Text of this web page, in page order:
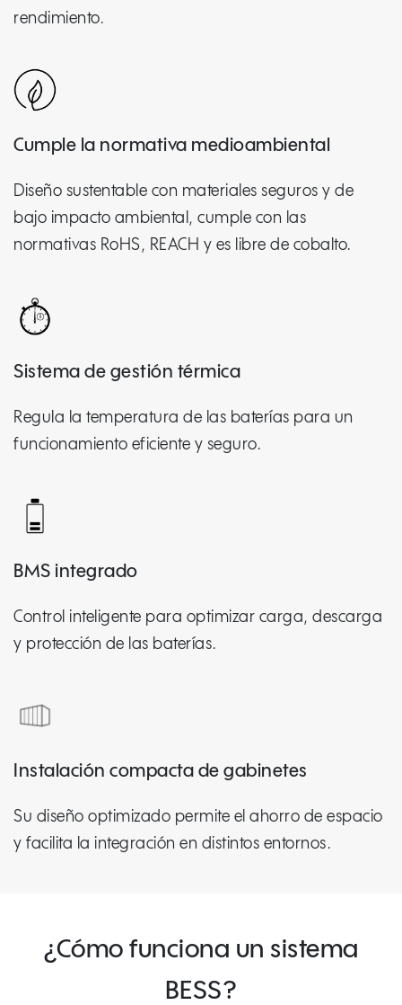
rendimiento.
Cumple la normativa medioambiental
Diseño sustentable con materiales seguros y de
bajo impacto ambiental, cumple con las
normativas RoHS, REACH y es libre de cobalto.
Sistema de gestión térmica
Regula la temperatura de las baterías para un
funcionamiento eficiente y seguro.
BMS integrado
Control inteligente para optimizar carga, descarga
y protección de las baterías.
Instalación compacta de gabinetes
Su diseño optimizado permite el ahorro de espacio
y facilita la integración en distintos entornos.
¿Cómo funciona un sistema
BESS?